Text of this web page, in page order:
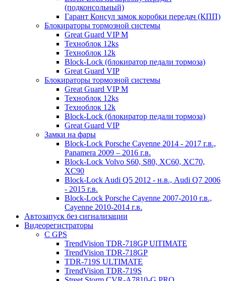
(подконсольный)
Гарант Консул замок коробки передач (КПП)
Блокираторы тормозной системы
Great Guard VIP M
Техноблок 12ks
Техноблок 12k
Block-Lock (блокиратор педали тормоза)
Great Guard VIP
Блокираторы тормозной системы
Great Guard VIP M
Техноблок 12ks
Техноблок 12k
Block-Lock (блокиратор педали тормоза)
Great Guard VIP
Замки на фары
Block-Lock Porsche Cayenne 2014 - 2017 г.в.,
Panamera 2009 – 2016 г.в.
Block-Lock Volvo S60, S80, XC60, XC70,
XC90
Block-Lock Audi Q5 2012 - н.в., Audi Q7 2006
- 2015 г.в.
Block-Lock Porsche Cayenne 2007-2010 г.в.,
Cayenne 2010-2014 г.в.
Автозапуск без сигнализации
Видеорегистраторы
С GPS
TrendVision TDR-718GP UlTIMATE
TrendVision TDR-718GP
TDR-719S ULTIMATE
TrendVision TDR-719S